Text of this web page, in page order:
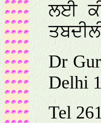
ਲਈ
Dr
Delhi
Tel